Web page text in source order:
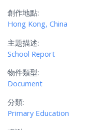
創作地點:
Hong Kong, China
主題描述:
School Report
物件類型:
Document
分類:
Primary Education